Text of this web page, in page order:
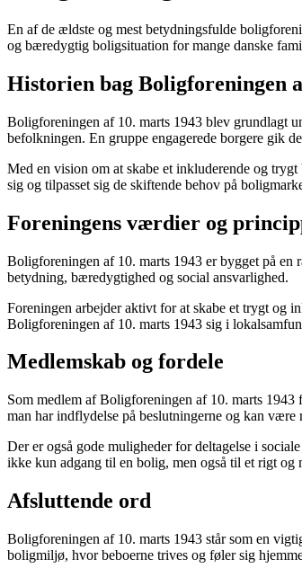
En af de ældste og mest betydningsfulde
og bæredygtig boligsituation for mange danske
Historien bag Boligforeningen
Boligforeningen af 10. marts 1943 blev grundlagt
befolkningen. En gruppe engagerede borgere gik
Med en vision om at skabe et inkluderende og
sig og tilpasset sig de skiftende behov på
Foreningens værdier og
Boligforeningen af 10. marts 1943 er bygget på
betydning, bæredygtighed og social ansvarlighed.
Foreningen arbejder aktivt for at skabe et trygt og
Boligforeningen af 10. marts 1943 sig i
Medlemskab og fordele
Som medlem af Boligforeningen af 10. marts
man har indflydelse på beslutningerne og kan
Der er også gode muligheder for deltagelse i
ikke kun adgang til en bolig, men også til et rigt og
Afsluttende ord
Boligforeningen af 10. marts 1943 står som en
boligmiljø, hvor beboerne trives og føler sig